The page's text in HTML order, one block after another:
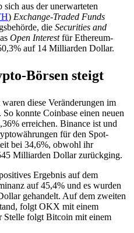
aus der unerwarteten
) Exchange-Traded Funds
die Securities and
Open Interestfür Ethereum-
auf 14 Milliarden Dollar.
Börsen steigt
diese Veränderungen im
konnte Coinbase einen neuen
erreichen. Binance ist und
für den Spot-
bei 34,6%, obwohl ihr
Milliarden Dollar zurückging.
Ergebnis auf dem
auf 45,4% und es wurden
gehandelt. Auf dem zweiten
folgt OKX mit einem
folgt Bitcoin mit einem